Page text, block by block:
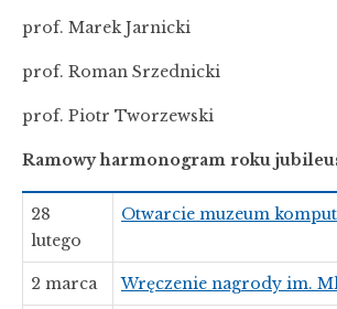
prof. Marek Jarnicki
prof. Roman Srzednicki
prof. Piotr Tworzewski
Ramowy harmonogram roku
28
lutego
Otwarcie muzeum
2 marca Wręczenie nagrody im.